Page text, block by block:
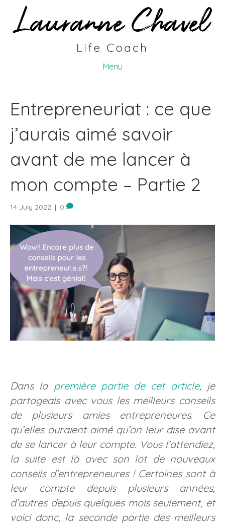
Menu
Entrepreneuriat : ce que
j’aurais aimé savoir
avant de me lancer à
mon compte – Partie 2
14 July 2022 | 0
Dans la première partie de cet article, je
partageais avec vous les meilleurs conseils
de plusieurs amies entrepreneures. Ce
qu’elles auraient aimé qu’on leur dise avant
de se lancer à leur compte. Vous l’attendiez,
la suite est là avec son lot de nouveaux
conseils d’entrepreneures ! Certaines sont à
leur compte depuis plusieurs années,
d’autres depuis quelques mois seulement, et
voici donc, la seconde partie des meilleurs